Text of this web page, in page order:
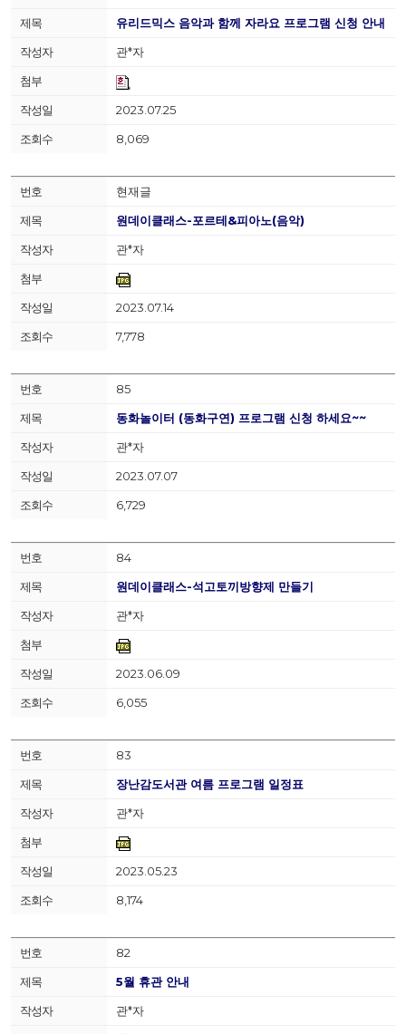
유리드믹스 음악과 함께 자라요 프로그램 신청 안내
관*자
2023.07.25
8,069
현재글
원데이클래스-포르테&피아노(음악)
관*자
2023.07.14
7,778
85
동화놀이터 (동화구연) 프로그램 신청 하세요~~
관*자
2023.07.07
6,729
84
원데이클래스-석고토끼방향제 만들기
관*자
2023.06.09
6,055
83
장난감도서관 여름 프로그램 일정표
관*자
2023.05.23
8,174
82
5월 휴관 안내
관*자